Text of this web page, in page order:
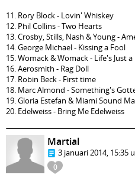
11. Rory Block - Lovin' Whiskey
12. Phil Collins - Two Hearts
13. Crosby, Stills, Nash & Young -
14. George Michael - Kissing a Fool
15. Womack & Womack - Life's Just
16. Aerosmith - Rag Doll
17. Robin Beck - First time
18. Marc Almond - Something's
19. Gloria Estefan & Miami Sound
20. Edelweiss - Bring Me Edelweiss
0
Martial
3 januari 2014, 15:35